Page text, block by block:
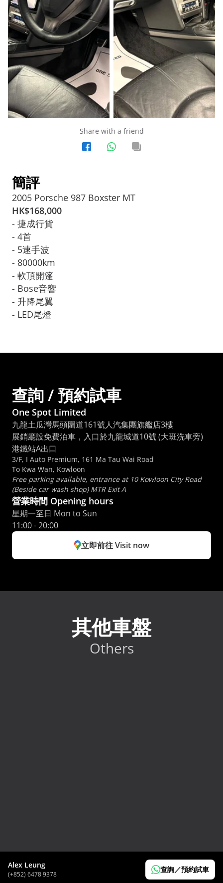
Alex Leung
(+852) 6478 9378
查詢／預約試車
Share with a friend
簡評
2005 Porsche 987 Boxster MT
HK$168,000
- 捷成行貨
- 4首
- 5速手波
- 80000km
- 軟頂開篷
- Bose音響
- 升降尾翼
- LED尾燈
查詢 / 預約試車
One Spot Limited
九龍土瓜灣馬頭圍道161號人汽集團旗艦店3樓
展銷廳設免費泊車，入口於九龍城道10號 (大班洗車旁)
港鐵站A出口
3/F, I Auto Premium, 161 Ma Tau Wai Road
To Kwa Wan, Kowloon
Free parking available, entrance at 10 Kowloon City Road
(Beside car wash shop) MTR Exit A
營業時間 Opening hours
星期一至日 Mon to Sun
11:00 - 20:00
立即前往 Visit now
其他車盤
Others